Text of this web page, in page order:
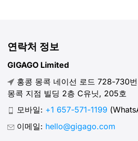
연락처 정보
GIGAGO Limited
홍콩 몽콕 네이선 로드 728-730
몽콕 지점 빌딩 2층 C유닛, 205호
모바일: +1 657-571-1199
이메일: hello@gigago.com